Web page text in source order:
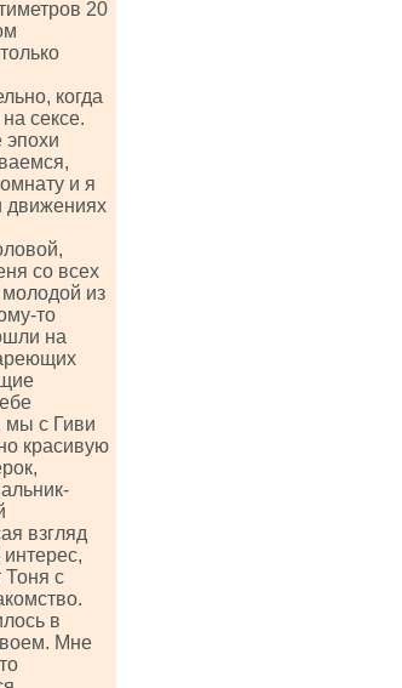
20
когда
сексе.
эпохи
и я
движениях
со всех
из
то
на
мы с Гиви
красивую
взгляд
Тоня с
в
Мне